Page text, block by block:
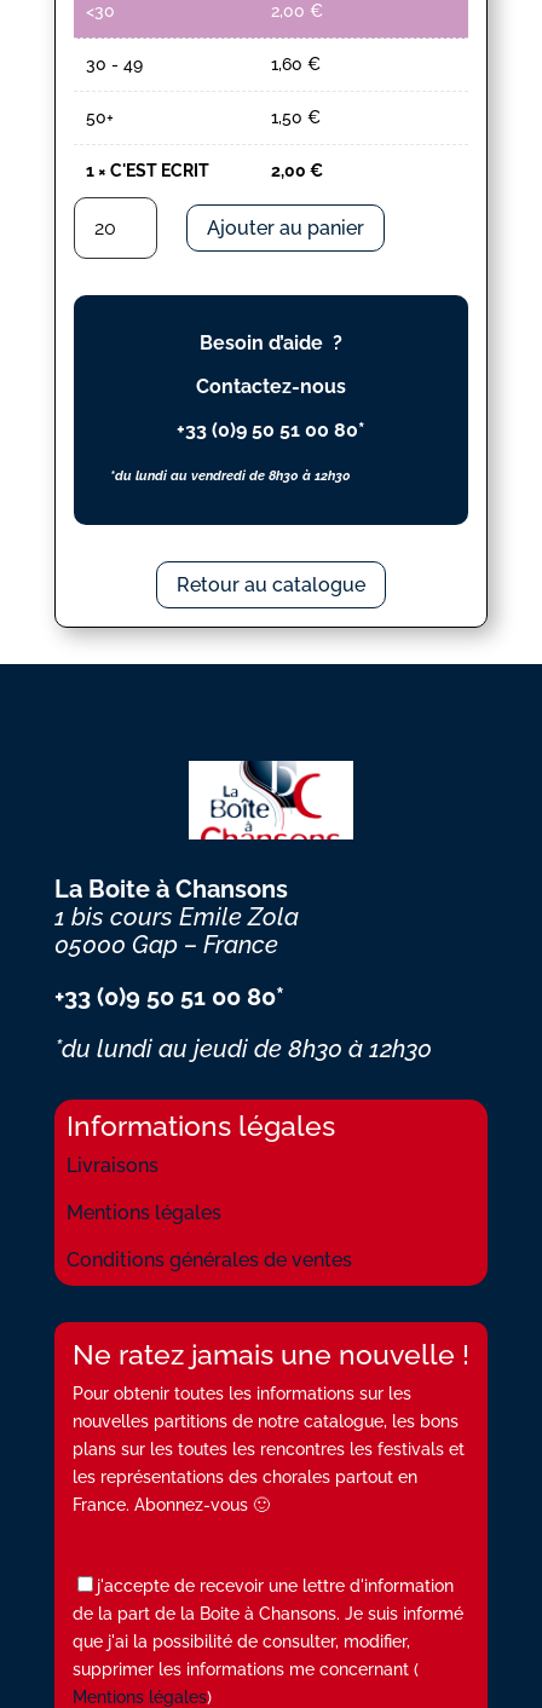
<30 2,00 €
30 - 49 1,60 €
50+ 1,50 €
1× C'EST ECRIT 2,00 €
quantité
C'EST
ECRIT
Ajouter au panier
Besoin d’aide ?
Contactez-nous
+33 (0)9 50 51 00 80*
*du lundi au vendredi de 8h30 à 12h30
Retour au catalogue
La Boite à Chansons
1 bis cours Emile Zola
05000 Gap – France
+33 (0)9 50 51 00 80*
*du lundi au jeudi de 8h30 à 12h30
Informations légales
Livraisons
Mentions légales
Conditions générales de ventes
Ne ratez jamais une nouvelle !
Pour obtenir toutes les informations sur les
nouvelles partitions de notre catalogue, les bons
plans sur les toutes les rencontres les festivals et
les représentations des chorales partout en
France. Abonnez-vous 🙂
j'accepte de recevoir une lettre d'information
de la part de la Boite à Chansons. Je suis informé
que j'ai la possibilité de consulter, modifier,
supprimer les informations me concernant (
Mentions légales)